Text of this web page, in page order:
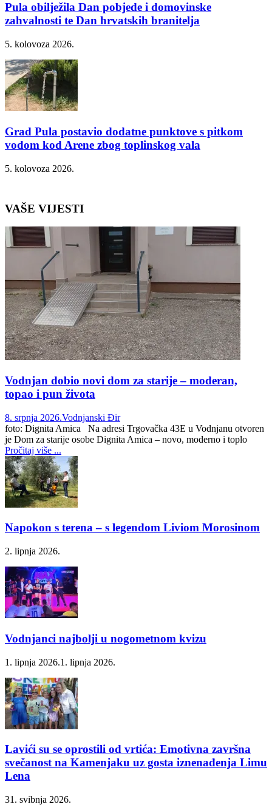
Pula obilježila Dan pobjede i domovinske
zahvalnosti te Dan hrvatskih branitelja
5. kolovoza 2026.
Grad Pula postavio dodatne punktove s pitkom
vodom kod Arene zbog toplinskog vala
5. kolovoza 2026.
VAŠE VIJESTI
Vodnjan dobio novi dom za starije – moderan,
topao i pun života
8. srpnja 2026.Vodnjanski Đir
foto: Dignita Amica Na adresi Trgovačka 43E u Vodnjanu otvoren
je Dom za starije osobe Dignita Amica – novo, moderno i toplo
Pročitaj više ...
Napokon s terena – s legendom Liviom Morosinom
2. lipnja 2026.
Vodnjanci najbolji u nogometnom kvizu
1. lipnja 2026.1. lipnja 2026.
Lavići su se oprostili od vrtića: Emotivna završna
svečanost na Kamenjaku uz gosta iznenađenja Limu
Lena
31. svibnja 2026.